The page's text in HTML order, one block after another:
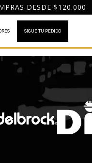
DESDE $120.000
SIGUE TU PEDIDO